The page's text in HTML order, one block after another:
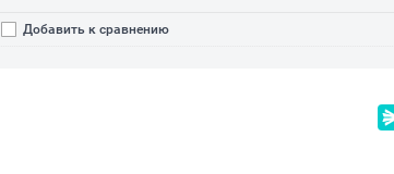
Добавить к сравнению